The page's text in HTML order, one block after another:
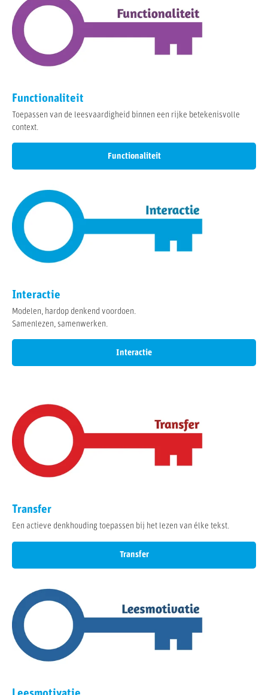
Functionaliteit
Toepassen van de leesvaardigheid binnen een rijke betekenisvolle
context.
Functionaliteit
Interactie
Modelen, hardop denkend voordoen.
Samenlezen, samenwerken.
Interactie
Transfer
Een actieve denkhouding toepassen bij het lezen van élke tekst.
Transfer